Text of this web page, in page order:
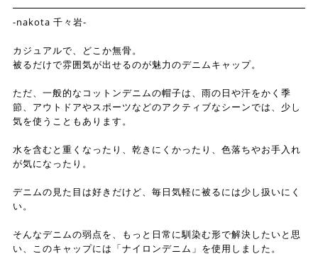
-nakota 千々岩-
カジュアルで、どこか無骨。
被るだけで雰囲気が出せるのが魅力のデニムキャップ。
ただ、一般的なコットンデニムの帽子は、雨の日や汗をかく季
節、アウトドアやスポーツなどのアクティブなシーンでは、少し
気を使うこともあります。
水を含むと重くなったり、乾きにくかったり、色落ちやお手入れ
が気になったり。
デニムの見た目は好きだけど、毎日気軽に被るには少し扱いにく
い。
そんなデニムの弱点を、もっと日常に馴染む形で解決したいと思
い、このキャップには「ナイロンデニム」を使用しました。